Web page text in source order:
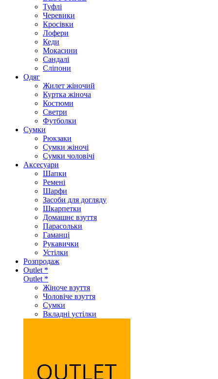
Туфлі
Черевики
Кросівки
Лофери
Кеди
Мокасини
Сандалі
Сліпони
Одяг
Жилет жіночий
Куртка жіноча
Костюми
Светри
Футболки
Сумки
Рюкзаки
Сумки жіночі
Сумки чоловічі
Аксеcуари
Шапки
Ремені
Шарфи
Засоби для догляду
Шкарпетки
Домашнє взуття
Парасольки
Гаманці
Рукавички
Устілки
Розпродаж
Outlet *
Outlet *
Жіноче взуття
Чоловіче взуття
Сумки
Вкладні устілки